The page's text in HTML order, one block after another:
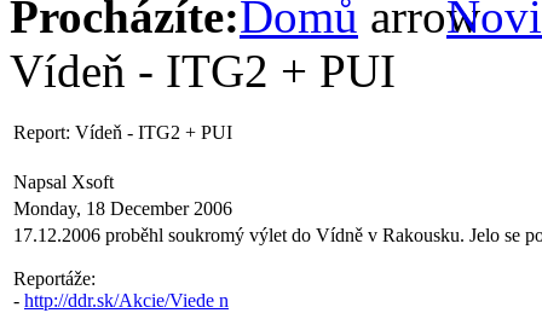
Procházíte:Domů
Vídeň - ITG2 + PUI
Report: Vídeň - ITG2 + PUI
Napsal Xsoft
Monday, 18 December 2006
17.12.2006 proběhl soukromý výlet do Vídně v Rakousku. Jelo se
Reportáže:
- http://ddr.sk/Akcie/Viede n